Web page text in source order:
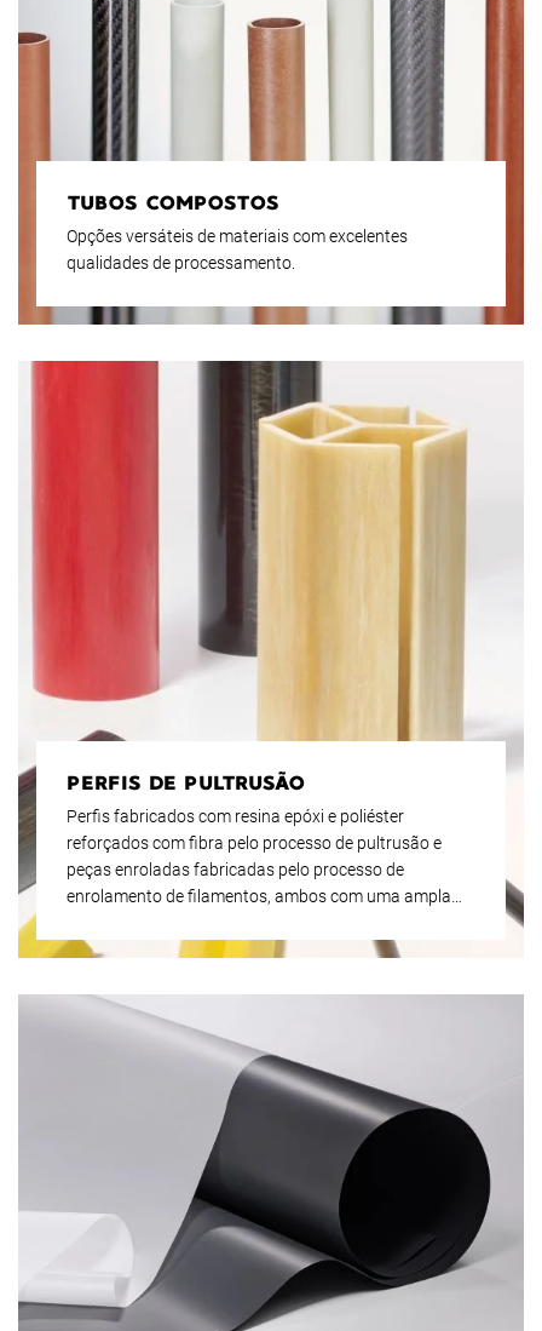
TUBOS COMPOSTOS
Opções versáteis de materiais com excelentes
qualidades de processamento.
PERFIS DE PULTRUSÃO
Perfis fabricados com resina epóxi e poliéster
reforçados com fibra pelo processo de pultrusão e
peças enroladas fabricadas pelo processo de
enrolamento de filamentos, ambos com uma ampla